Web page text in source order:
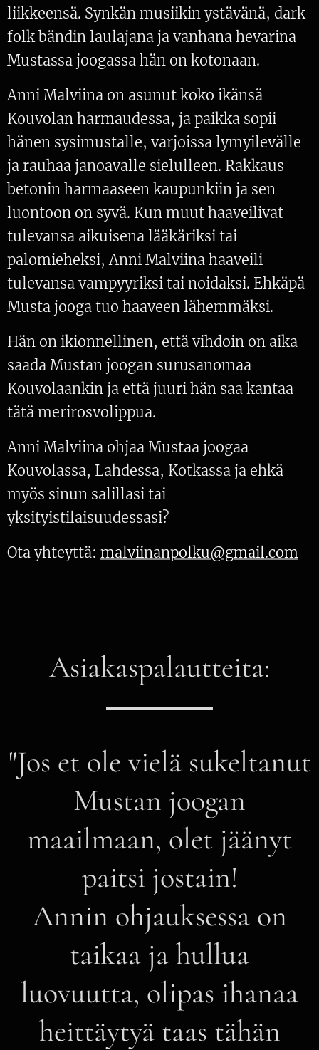
liikkeensä. Synkän musiikin ystävänä, dark
folk bändin laulajana ja vanhana hevarina
Mustassa joogassa hän on kotonaan.
Anni Malviina on asunut koko ikänsä
Kouvolan harmaudessa, ja paikka sopii
hänen sysimustalle, varjoissa lymyilevälle
ja rauhaa janoavalle sielulleen. Rakkaus
betonin harmaaseen kaupunkiin ja sen
luontoon on syvä. Kun muut haaveilivat
tulevansa aikuisena lääkäriksi tai
palomieheksi, Anni Malviina haaveili
tulevansa vampyyriksi tai noidaksi. Ehkäpä
Musta jooga tuo haaveen lähemmäksi.
Hän on ikionnellinen, että vihdoin on aika
saada Mustan joogan surusanomaa
Kouvolaankin ja että juuri hän saa kantaa
tätä merirosvolippua.
Anni Malviina ohjaa Mustaa joogaa
Kouvolassa, Lahdessa, Kotkassa ja ehkä
myös sinun salillasi tai
yksityistilaisuudessasi?
Ota yhteyttä: malviinanpolku@gmail.com
Asiakaspalautteita:
"Jos et ole vielä sukeltanut
Mustan joogan
maailmaan, olet jäänyt
paitsi jostain!
Annin ohjauksessa on
taikaa ja hullua
luovuutta, olipas ihanaa
heittäytyä taas tähän